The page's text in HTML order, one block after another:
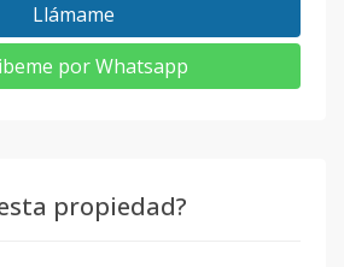
Llámame
por Whatsapp
propiedad?